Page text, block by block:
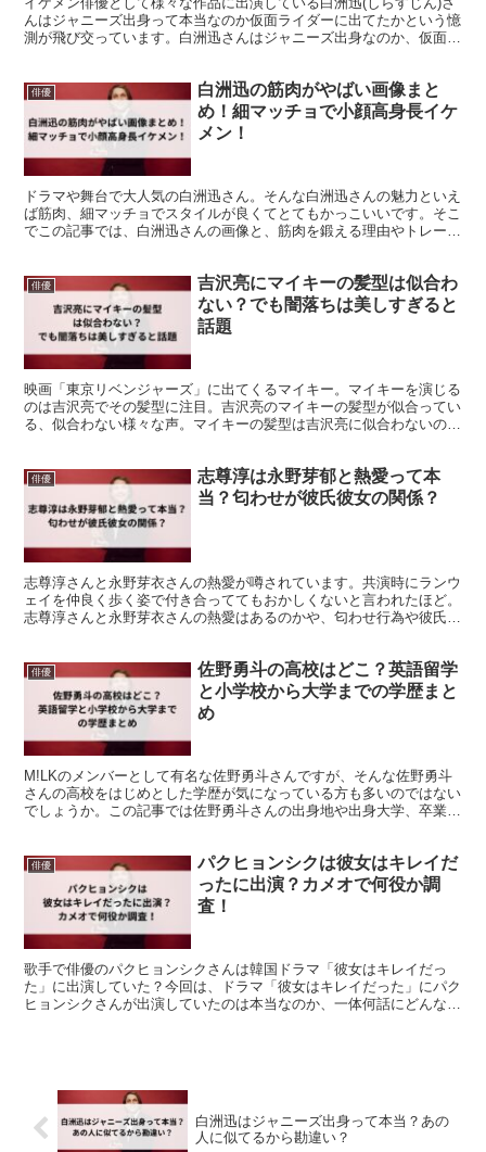
んはジャニーズ出身って本当なのか仮面ライダーに出てたかという憶
測が飛び交っています。白洲迅さんはジャニーズ出身なのか、仮面ラ
俳優
白洲迅の筋肉がやばい画像まと
め！細マッチョで小顔高身長イケ
メン！
ドラマや舞台で大人気の白洲迅さん。そんな白洲迅さんの魅力といえ
ば筋肉、細マッチョでスタイルが良くてとてもかっこいいです。そこ
でこの記事では、白洲迅さんの画像と、筋肉を鍛える理由やトレーニ
俳優
吉沢亮にマイキーの髪型は似合わ
ない？でも闇落ちは美しすぎると
話題
映画「東京リベンジャーズ」に出てくるマイキー。マイキーを演じる
のは吉沢亮でその髪型に注目。吉沢亮のマイキーの髪型が似合ってい
る、似合わない様々な声。マイキーの髪型は吉沢亮に似合わないの
俳優
志尊淳は永野芽郁と熱愛って本
当？匂わせが彼氏彼女の関係？
志尊淳さんと永野芽衣さんの熱愛が噂されています。共演時にランウ
ェイを仲良く歩く姿で付き合っててもおかしくないと言われたほど。
志尊淳さんと永野芽衣さんの熱愛はあるのかや、匂わせ行為や彼氏、
俳優
佐野勇斗の高校はどこ？英語留学
と小学校から大学までの学歴まと
め
M!LKのメンバーとして有名な佐野勇斗さんですが、そんな佐野勇斗
さんの高校をはじめとした学歴が気になっている方も多いのではない
でしょうか。この記事では佐野勇斗さんの出身地や出身大学、卒業し
俳優
パクヒョンシクは彼女はキレイだ
ったに出演？カメオで何役か調
査！
歌手で俳優のパクヒョンシクさんは韓国ドラマ「彼女はキレイだっ
た」に出演していた？今回は、ドラマ「彼女はキレイだった」にパク
ヒョンシクさんが出演していたのは本当なのか、一体何話にどんな役
白洲迅はジャニーズ出身って本当？あの
人に似てるから勘違い？